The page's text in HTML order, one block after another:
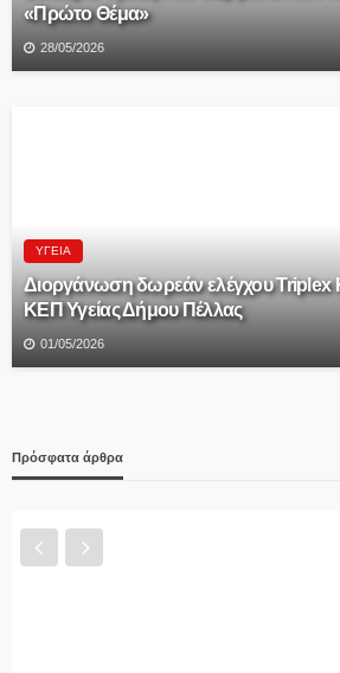
«Πρώτο Θέμα»
28/05/2026
ΥΓΕΊΑ
Διοργάνωση δωρεάν ελέγχου Triplex
ΚΕΠ Υγείας Δήμου Πέλλας
01/05/2026
Πρόσφατα άρθρα